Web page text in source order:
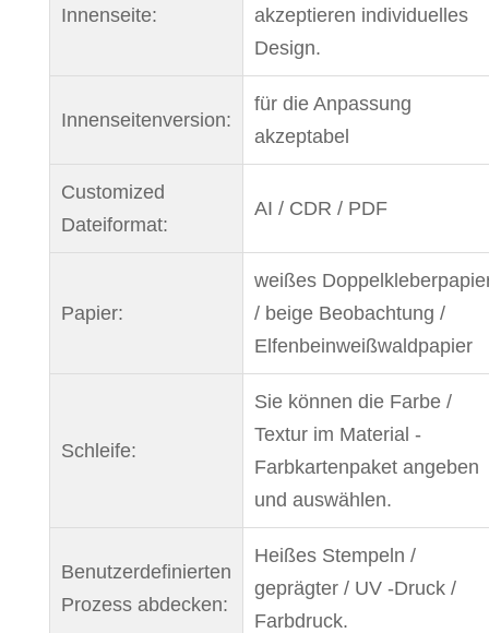
Innenseite:
akzeptieren individuelles
Design.
Innenseitenversion:
für die Anpassung
akzeptabel
Customized
Dateiformat:
AI / CDR / PDF
Papier:
weißes
/ beige Beobachtung /
Elfenbeinweißwaldpapier
Schleife:
Sie können die Farbe /
Textur im Material -
Farbkartenpaket angeben
und auswählen.
Benutzerdefinierten
Prozess abdecken:
Heißes Stempeln /
geprägter / UV -Druck /
Farbdruck.